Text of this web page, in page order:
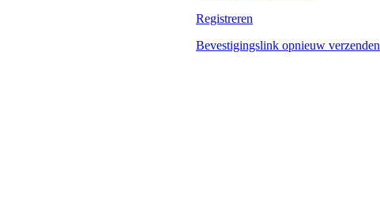
Registreren
Bevestigingslink opnieuw verzenden